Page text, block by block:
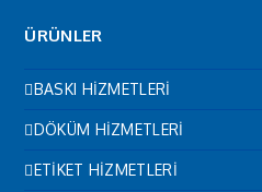
ÜRÜNLER
BASKI HİZMETLERİ
DÖKÜM HİZMETLERİ
ETİKET HİZMETLERİ